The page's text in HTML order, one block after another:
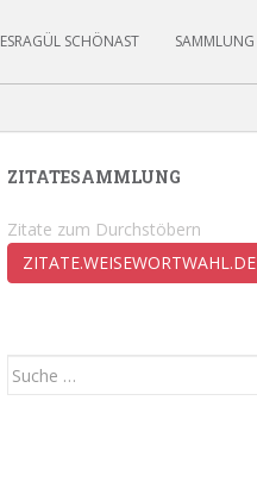
ESRAGÜL SCHÖNAST SAMMLUNG
ZITATESAMMLUNG
Zitate zum Durchstöbern
ZITATE.WEISEWORTWAHL.DE
Suche